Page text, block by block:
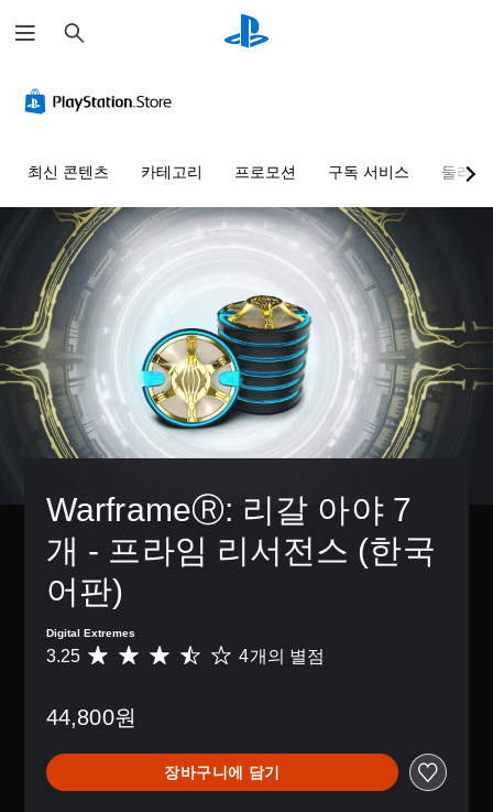
색
최신 콘텐츠 카테고리 프로모션 구독 서비스 둘러보
WarframeⓇ: 리갈 아야 7
개 - 프라임 리서전스 (한국
어판)
Digital Extremes
총
점
로
부
터
3.25 4개의 별점
44,800원
장바구니에 담기